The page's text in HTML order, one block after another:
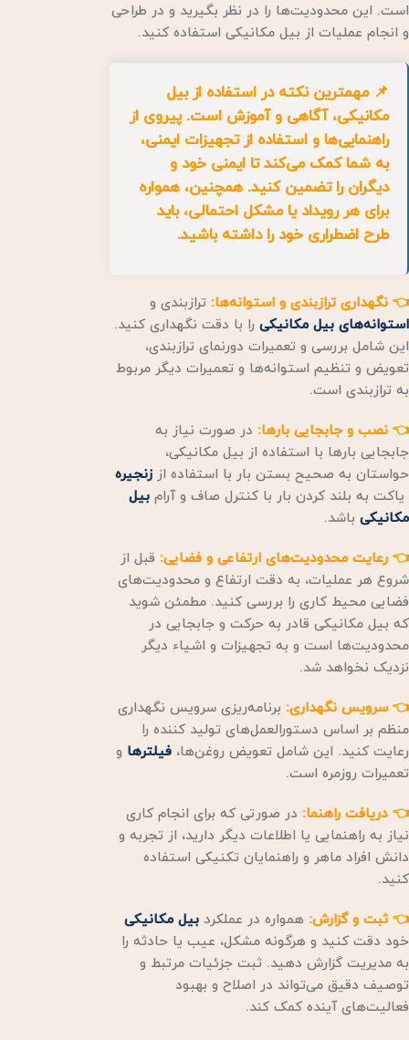
است. این محدودیت‌ها را در نظر بگیرید و در طراحی
و انجام عملیات از بیل مکانیکی استفاده کنید.
📌 مهمترین نکته در استفاده از بیل
مکانیکی، آگاهی و آموزش است. پیروی از
راهنمایی‌ها و استفاده از تجهیزات ایمنی،
به شما کمک می‌کند تا ایمنی خود و
دیگران را تضمین کنید. همچنین، همواره
برای هر رویداد یا مشکل احتمالی، باید
طرح اضطراری خود را داشته باشید.
👈 نگهداری ترازبندی و استوانه‌ها: ترازبندی و
استوانه‌های بیل مکانیکی را با دقت نگهداری کنید.
این شامل بررسی و تعمیرات دورنمای ترازبندی،
تعویض و تنظیم استوانه‌ها و تعمیرات دیگر مربوط
به ترازبندی است.
👈 نصب و جابجایی بارها: در صورت نیاز به
جابجایی بارها با استفاده از بیل مکانیکی،
حواستان به صحیح بستن بار با استفاده از زنجیره
یاکت به بلند کردن بار با کنترل صاف و آرام بیل
مکانیکی باشد.
👈 رعایت محدودیت‌های ارتفاعی و فضایی: قبل از
شروع هر عملیات، به دقت ارتفاع و محدودیت‌های
فضایی محیط کاری را بررسی کنید. مطمئن شوید
که بیل مکانیکی قادر به حرکت و جابجایی در
محدودیت‌ها است و به تجهیزات و اشیاء دیگر
نزدیک نخواهد شد.
👈 سرویس نگهداری: برنامه‌ریزی سرویس نگهداری
منظم بر اساس دستورالعمل‌های تولید کننده را
رعایت کنید. این شامل تعویض روغن‌ها، فیلترها و
تعمیرات روزمره است.
👈 دریافت راهنما: در صورتی که برای انجام کاری
نیاز به راهنمایی یا اطلاعات دیگر دارید، از تجربه و
دانش افراد ماهر و راهنمایان تکنیکی استفاده
کنید.
👈 ثبت و گزارش: همواره در عملکرد بیل مکانیکی
خود دقت کنید و هرگونه مشکل، عیب یا حادثه را
به مدیریت گزارش دهید. ثبت جزئیات مرتبط و
توصیف دقیق می‌تواند در اصلاح و بهبود
فعالیت‌های آینده کمک کند.